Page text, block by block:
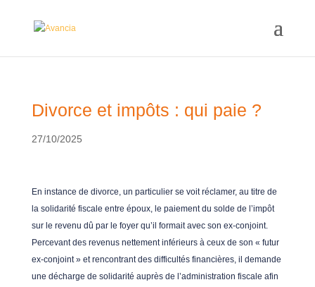
Divorce et impôts : qui paie ?
27/10/2025
En instance de divorce, un particulier se voit réclamer, au titre de
la solidarité fiscale entre époux, le paiement du solde de l’impôt
sur le revenu dû par le foyer qu’il formait avec son ex-conjoint.
Percevant des revenus nettement inférieurs à ceux de son « futur
ex-conjoint » et rencontrant des difficultés financières, il demande
une décharge de solidarité auprès de l’administration fiscale afin